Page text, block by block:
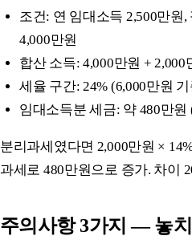
조건: 연 임대소득 2,500만원
4,000만원
합산 소득: 4,000만원 + 2,000
세율 구간: 24% (6,000만원
임대소득분 세금: 약 480만
분리과세였다면 2,000만원 ×
과세로 480만원으로 증가. 차이
주의사항 3가지 — 놓